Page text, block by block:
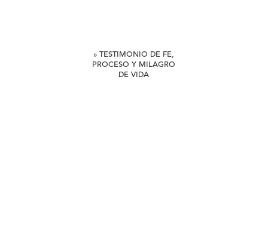
» TESTIMONIO DE FE,
PROCESO Y MILAGRO
DE VIDA